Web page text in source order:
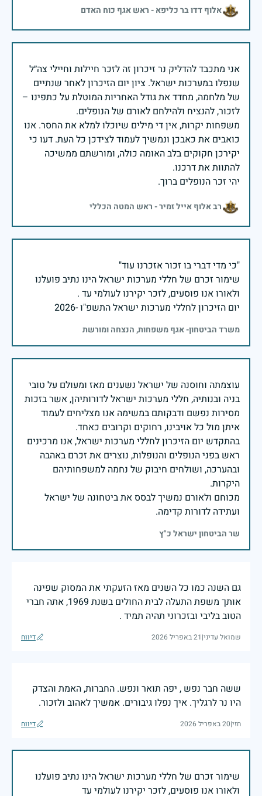
אלוף דדו בר כליפא - ראש אגף כוח האדם
אני מתכבד להדליק נר זיכרון זה לזכר חיילות וחיילי צה״ל
שנפלו במערכות ישראל. ציון יום הזיכרון לאחר שנתיים
של מלחמה, מחדד את גודל האחריות המוטלת על כתפינו –
משפחות יקרות, אין די מילים שיוכלו למלא את החסר. אנו
כואבים את כאבכן ונמשיך לעמוד לצידכן כל העת. דעו כי
יקירכן חקוקים בלב האומה כולה, ומורשתם ממשיכה
יהי זכר הנופלים ברוך.
רב אלוף אייל זמיר - ראש המטה הכללי
שימור זכרם של חללי מערכות ישראל הינו נתיב פועלנו
יום הזיכרון לחללי מערכות ישראל התשפ"ו -2026
משרד הביטחון- אגף משפחות, הנצחה ומורשת
עוצמתה וחוסנה של ישראל נשענים מאז ומעולם על טובי
בניה ובנותיה, חללי מערכות ישראל לדורותיהן, אשר בזכות
מסירות נפשם ודבקותם במשימה אנו מצליחים לעמוד
בהתקדש יום הזיכרון לחללי מערכות ישראל, אנו מרכינים
ראש בפני הנופלים והנופלות, נוצרים את זכרם באהבה
ובהערכה, ושולחים חיבוק של נחמה למשפחותיהם
מכוחם ולאורם נמשיך לבסס את ביטחונה של ישראל
ועתידה לדורות קדימה.
שר הביטחון ישראל כ"ץ
גם השנה כמו כל השנים מאז הזעקתי את המסוק שפינה
אותך משפת התעלה לבית החולים בשנת 1969, אתה חברי
הטוב בליבי ובזכרוני תהיה תמיד .
שמואל עדיני|21 באפריל 2026 דיווח
ששה חבר נפש , יפה תואר ונפש. החברות, האמת והצדק
היו נר לרגליך. איך נפלו גיבורים. אמשיך לאהוב ולזכור.
חזי|20 באפריל 2026 דיווח
שימור זכרם של חללי מערכות ישראל הינו נתיב פועלנו